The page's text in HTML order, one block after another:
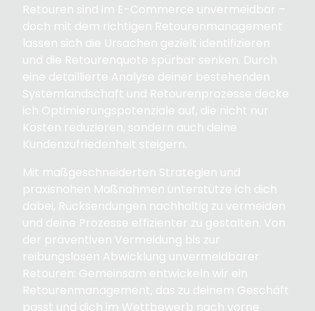
Retouren sind im E-Commerce unvermeidbar –
doch mit dem richtigen Retourenmanagement
lassen sich die Ursachen gezielt identifizieren
und die Retourenquote spürbar senken. Durch
eine detaillierte Analyse deiner bestehenden
Systemlandschaft und Retourenprozesse decke
ich Optimierungspotenziale auf, die nicht nur
Kosten reduzieren, sondern auch deine
Kundenzufriedenheit steigern.
Mit maßgeschneiderten Strategien und
praxisnahen Maßnahmen unterstütze ich dich
dabei, Rücksendungen nachhaltig zu vermeiden
und deine Prozesse effizienter zu gestalten. Von
der präventiven Vermeidung bis zur
reibungslosen Abwicklung unvermeidbarer
Retouren: Gemeinsam entwickeln wir ein
Retourenmanagement, das zu deinem Geschäft
passt und dich im Wettbewerb nach vorne